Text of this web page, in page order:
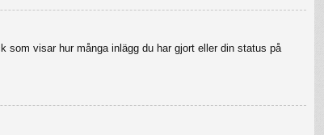
som visar hur många inlägg du har gjort eller din status på